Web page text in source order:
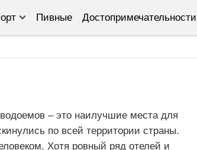
Пивные Достопримечательности
– это наилучшие места для
по всей территории страны.
Хотя ровный ряд отелей и